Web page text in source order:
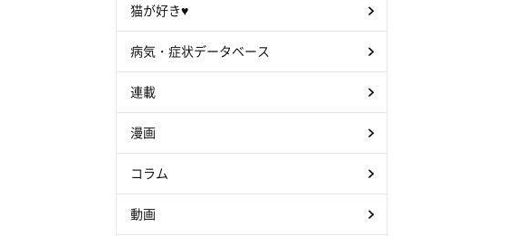
猫が好き♥
病気・症状データベース
連載
漫画
コラム
動画